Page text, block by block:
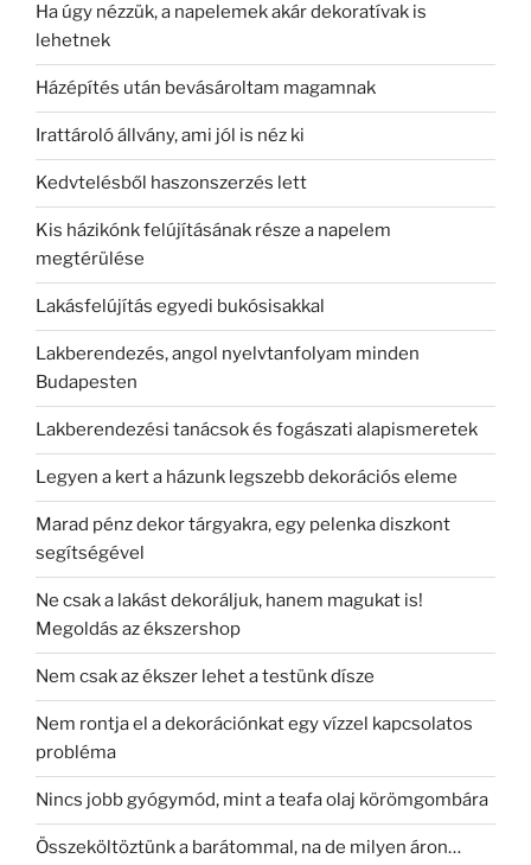
Ha úgy nézzük, a napelemek akár dekoratívak is
lehetnek
Házépítés után bevásároltam magamnak
Irattároló állvány, ami jól is néz ki
Kedvtelésből haszonszerzés lett
Kis házikónk felújításának része a napelem
megtérülése
Lakásfelújítás egyedi bukósisakkal
Lakberendezés, angol nyelvtanfolyam minden
Budapesten
Lakberendezési tanácsok és fogászati alapismeretek
Legyen a kert a házunk legszebb dekorációs eleme
Marad pénz dekor tárgyakra, egy pelenka diszkont
segítségével
Ne csak a lakást dekoráljuk, hanem magukat is!
Megoldás az ékszershop
Nem csak az ékszer lehet a testünk dísze
Nem rontja el a dekorációnkat egy vízzel kapcsolatos
probléma
Nincs jobb gyógymód, mint a teafa olaj körömgombára
Összeköltöztünk a barátommal, na de milyen áron…